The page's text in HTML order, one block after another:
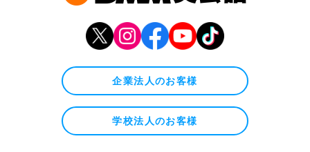
企業法人のお客様
学校法人のお客様